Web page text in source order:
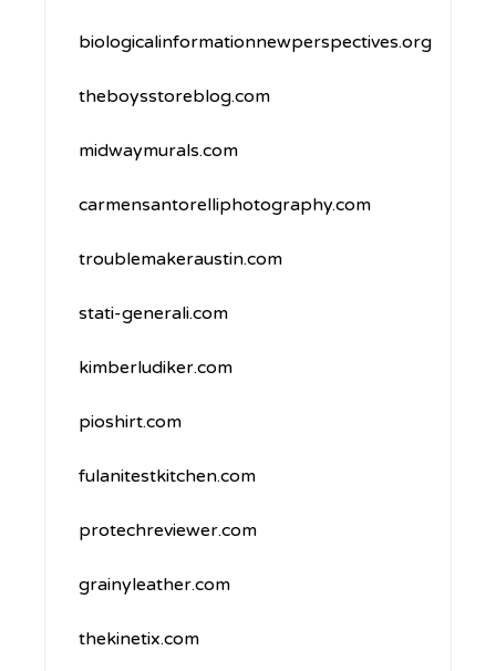
biologicalinformationnewperspectives.org
theboysstoreblog.com
midwaymurals.com
carmensantorelliphotography.com
troublemakeraustin.com
stati-generali.com
kimberludiker.com
pioshirt.com
fulanitestkitchen.com
protechreviewer.com
grainyleather.com
thekinetix.com